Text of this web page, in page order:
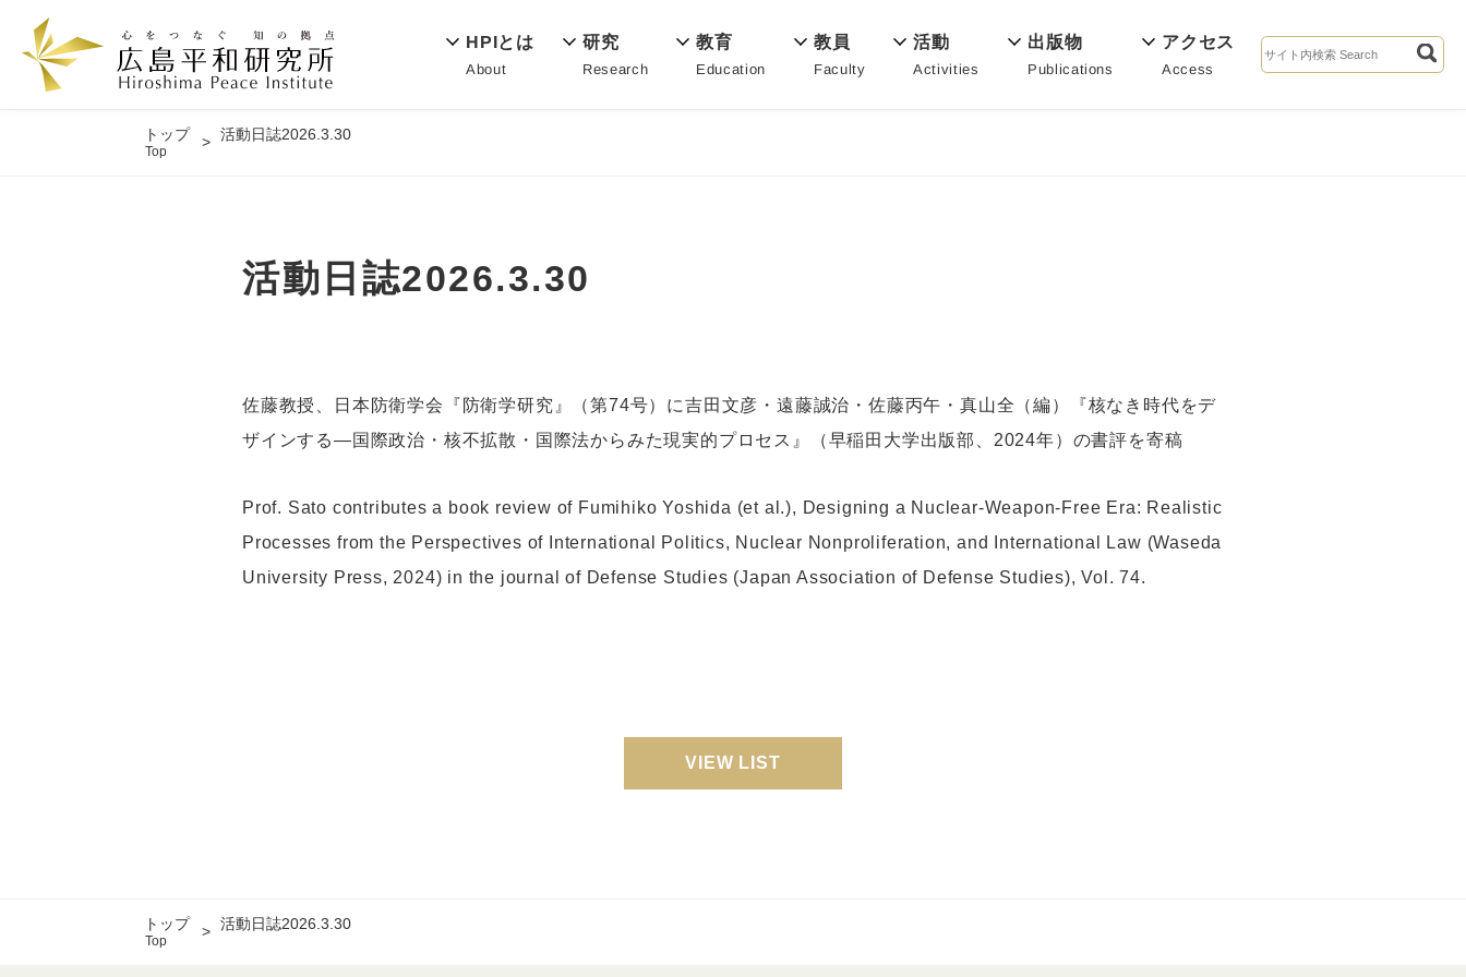
HPIとは
About
研究
Research
教育
Education
教員
Faculty
活動
Activities
出版物
Publications
アクセス
Access
トップ
Top
活動日誌2026.3.30
活動日誌2026.3.30
佐藤教授、日本防衛学会『防衛学研究』（第74号）に吉田文彦・遠藤誠治・佐藤丙午・真山全（編）『核なき時代をデ
ザインする―国際政治・核不拡散・国際法からみた現実的プロセス』（早稲田大学出版部、2024年）の書評を寄稿
Prof. Sato contributes a book review of Fumihiko Yoshida (et al.), Designing a Nuclear-Weapon-Free Era: Realistic
Processes from the Perspectives of International Politics, Nuclear Nonproliferation, and International Law (Waseda
University Press, 2024) in the journal of Defense Studies (Japan Association of Defense Studies), Vol. 74.
VIEW LIST
トップ
Top
活動日誌2026.3.30